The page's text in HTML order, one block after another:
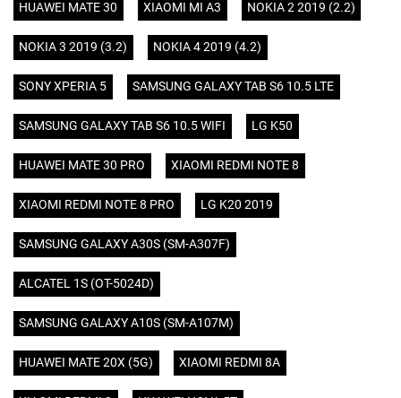
HUAWEI MATE 30 XIAOMI MI A3 NOKIA 2 2019 (2.2)
NOKIA 3 2019 (3.2) NOKIA 4 2019 (4.2)
SONY XPERIA 5 SAMSUNG GALAXY TAB S6 10.5 LTE
SAMSUNG GALAXY TAB S6 10.5 WIFI LG K50
HUAWEI MATE 30 PRO XIAOMI REDMI NOTE 8
XIAOMI REDMI NOTE 8 PRO LG K20 2019
SAMSUNG GALAXY A30S (SM-A307F)
ALCATEL 1S (OT-5024D)
SAMSUNG GALAXY A10S (SM-A107M)
HUAWEI MATE 20X (5G) XIAOMI REDMI 8A